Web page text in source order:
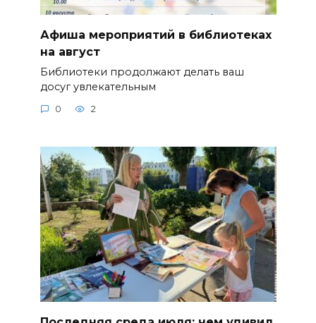
Афиша мероприятий в библиотеках
на август
Библиотеки продолжают делать ваш
досуг увлекательным
0 2